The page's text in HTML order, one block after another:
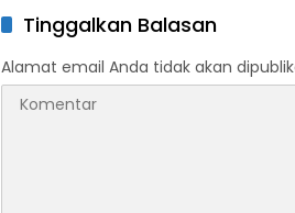
Tinggalkan Balasan
Alamat email Anda tidak akan